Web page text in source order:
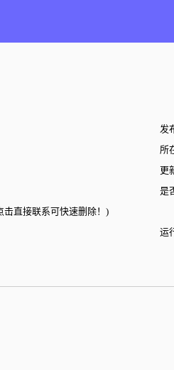
发
所
更
是
击直接联系可快速删除！)
运